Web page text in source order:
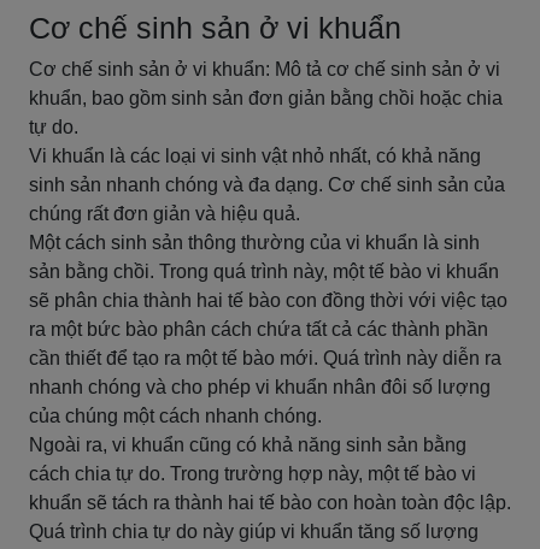
Cơ chế sinh sản ở vi khuẩn
Cơ chế sinh sản ở vi khuẩn: Mô tả cơ chế sinh sản ở vi
khuẩn, bao gồm sinh sản đơn giản bằng chồi hoặc chia
tự do.
Vi khuẩn là các loại vi sinh vật nhỏ nhất, có khả năng
sinh sản nhanh chóng và đa dạng. Cơ chế sinh sản của
chúng rất đơn giản và hiệu quả.
Một cách sinh sản thông thường của vi khuẩn là sinh
sản bằng chồi. Trong quá trình này, một tế bào vi khuẩn
sẽ phân chia thành hai tế bào con đồng thời với việc tạo
ra một bức bào phân cách chứa tất cả các thành phần
cần thiết để tạo ra một tế bào mới. Quá trình này diễn ra
nhanh chóng và cho phép vi khuẩn nhân đôi số lượng
của chúng một cách nhanh chóng.
Ngoài ra, vi khuẩn cũng có khả năng sinh sản bằng
cách chia tự do. Trong trường hợp này, một tế bào vi
khuẩn sẽ tách ra thành hai tế bào con hoàn toàn độc lập.
Quá trình chia tự do này giúp vi khuẩn tăng số lượng